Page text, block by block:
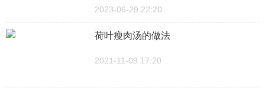
2023-06-29 22:20
荷叶瘦肉汤的做法
2021-11-09 17:20